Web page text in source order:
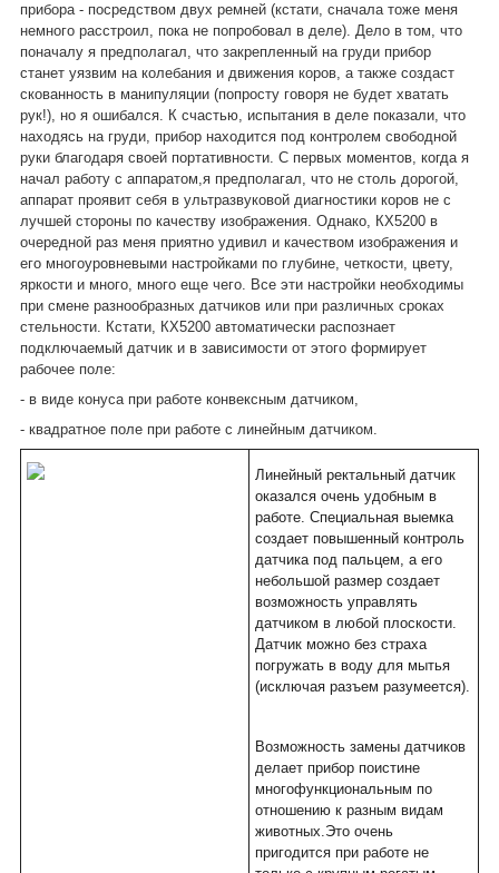
прибора - посредством двух ремней (кстати, сначала тоже меня
немного расстроил, пока не попробовал в деле). Дело в том, что
поначалу я предполагал, что закрепленный на груди прибор
станет уязвим на колебания и движения коров, а также создаст
скованность в манипуляции (попросту говоря не будет хватать
рук!), но я ошибался. К счастью, испытания в деле показали, что
находясь на груди, прибор находится под контролем свободной
руки благодаря своей портативности. С первых моментов, когда я
начал работу с аппаратом,я предполагал, что не столь дорогой,
аппарат проявит себя в ультразвуковой диагностики коров не с
лучшей стороны по качеству изображения. Однако, КХ5200 в
очередной раз меня приятно удивил и качеством изображения и
его многоуровневыми настройками по глубине, четкости, цвету,
яркости и много, много еще чего. Все эти настройки необходимы
при смене разнообразных датчиков или при различных сроках
стельности. Кстати, КХ5200 автоматически распознает
подключаемый датчик и в зависимости от этого формирует
рабочее поле:
- в виде конуса при работе конвексным датчиком,
- квадратное поле при работе с линейным датчиком.
Линейный ректальный датчик
оказался очень удобным в
работе. Специальная выемка
создает повышенный контроль
датчика под пальцем, а его
небольшой размер создает
возможность управлять
датчиком в любой плоскости.
Датчик можно без страха
погружать в воду для мытья
(исключая разъем разумеется).
Возможность замены датчиков
делает прибор поистине
многофункциональным по
отношению к разным видам
животных.Это очень
пригодится при работе не